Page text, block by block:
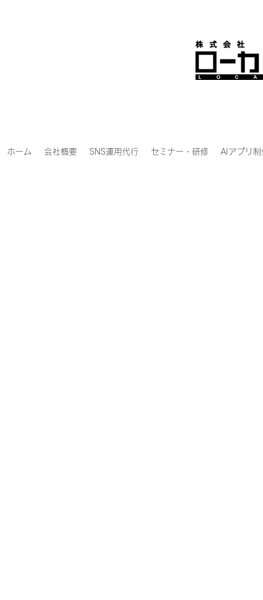
ホーム 会社概要 SNS運用代行 セミナー・研修 AIアプリ制